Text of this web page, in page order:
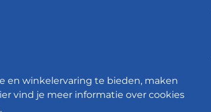
en winkelervaring te bieden, maken
vind je meer informatie over cookies